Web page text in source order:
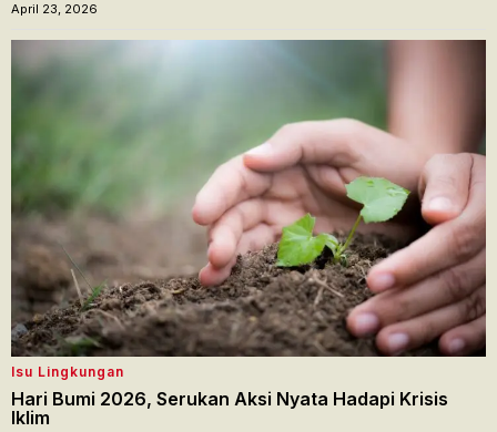
April 23, 2026
Isu Lingkungan
Hari Bumi 2026, Serukan Aksi Nyata Hadapi Krisis
Iklim